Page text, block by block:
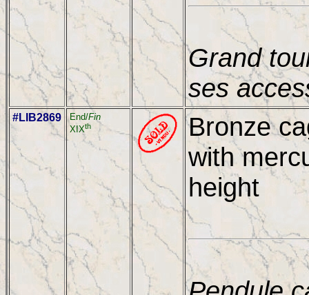
Grand
ses
#LIB2869 End/Fin
XIXth
Bronze
with
height